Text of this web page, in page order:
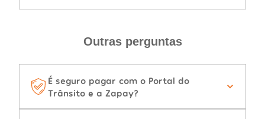
Outras perguntas
É seguro pagar com o Portal do
Trânsito e a Zapay?